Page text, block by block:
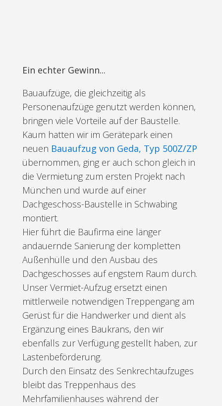
Ein echter Gewinn...
Bauaufzüge, die gleichzeitig als
Personenaufzüge genutzt werden können,
bringen viele Vorteile auf der Baustelle.
Kaum hatten wir im Gerätepark einen
neuen Bauaufzug von Geda, Typ 500Z/ZP
übernommen, ging er auch schon gleich in
die Vermietung zum ersten Projekt nach
München und wurde auf einer
Dachgeschoss-Baustelle in Schwabing
montiert.
Hier führt die Baufirma eine länger
andauernde Sanierung der kompletten
Außenhülle und den Ausbau des
Dachgeschosses auf engstem Raum durch.
Unser Vermiet-Aufzug ersetzt einen
mittlerweile notwendigen Treppengang am
Gerüst für die Handwerker und dient als
Ergänzung eines Baukrans, den wir
ebenfalls zur Verfügung gestellt haben, zur
Lastenbeförderung.
Durch den Einsatz des Senkrechtaufzuges
bleibt das Treppenhaus des
Mehrfamilienhauses während der